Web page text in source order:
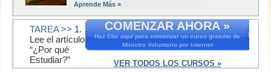
Aprende Más »
COMENZAR AHORA »
Haz Clic aquí para comenzar un curso gratuito de
Ministro Voluntario por Internet
VER TODOS LOS CURSOS »
TAREA >> 1.
Lee el artículo
“¿Por qué
Estudiar?”